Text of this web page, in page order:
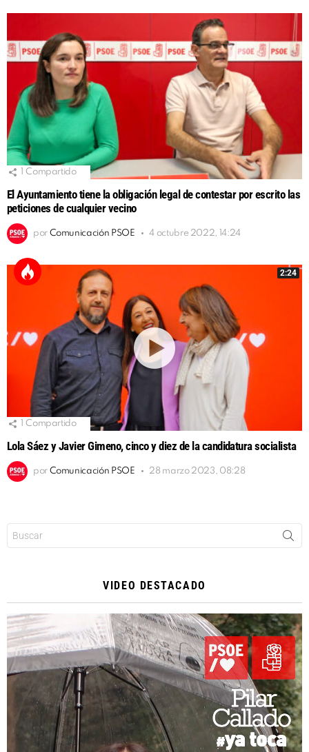
Compartido
El Ayuntamiento tiene la obligación legal de contestar por escrito las
peticiones de cualquier vecino
por Comunicación PSOE 4 octubre 2022, 14:24
2:24
Compartido
Lola Sáez y Javier Gimeno, cinco y diez de la candidatura socialista
por Comunicación PSOE 28 marzo 2023, 08:28
VIDEO DESTACADO
Reproductor
de
vídeo